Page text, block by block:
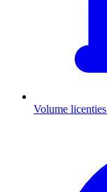
Volume licenties